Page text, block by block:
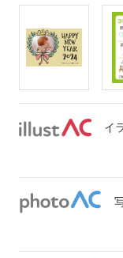
イ